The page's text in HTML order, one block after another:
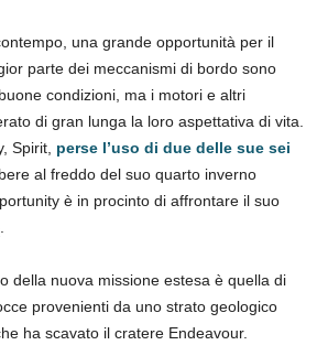
una grande opportunità per il
parte dei meccanismi di bordo sono
condizioni, ma i motori e altri
di gran lunga la loro aspettativa di vita.
Spirit, perse l’uso di due delle sue sei
al freddo del suo quarto inverno
è in procinto di affrontare il suo
.
della nuova missione estesa è quella di
provenienti da uno strato geologico
ha scavato il cratere Endeavour.